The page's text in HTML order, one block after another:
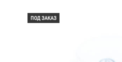
ПОД ЗАКАЗ